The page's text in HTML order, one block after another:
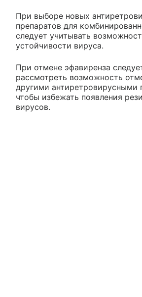
При выборе новых
препаратов для
следует учитывать
устойчивости вируса.
При отмене эфавиренза
рассмотреть возможность
другими антиретровирусными
чтобы избежать появления
вирусов.